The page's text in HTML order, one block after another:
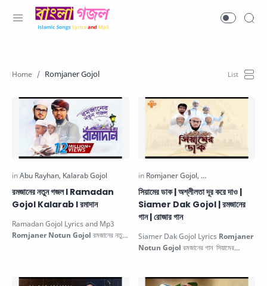
Romjaner Gojol
রমজানের নতুন গজল l Ramadan
Gojol Kalarab l রমাদান
Ramadan Gojol Lyrics and Mp3
Romjaner Notun Gojol রমজানের নতুন
সিয়ামের ডাক | অশ্লীলতা দূর করে দাও |
Siamer Dak Gojol | রমজানের
গান | রোজার গান
Siamer Dak Gojol Lyrics Romjaner
Notun Gojol রমজানের গান সিয়ামের